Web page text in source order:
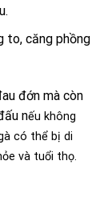
to, căng phồng
đớn mà còn
nếu không
có thể bị di
và tuổi thọ.